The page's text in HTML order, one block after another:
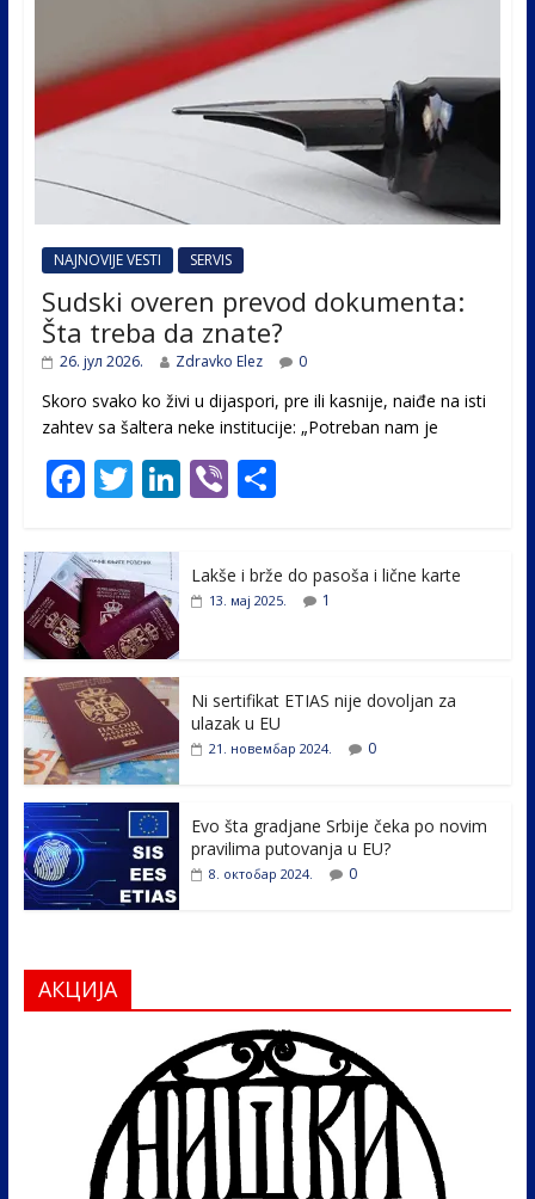
NAJNOVIJE VESTI SERVIS
Sudski overen prevod dokumenta:
Šta treba da znate?
26. јул 2026. Zdravko Elez 0
Skoro svako ko živi u dijaspori, pre ili kasnije, naiđe na isti
zahtev sa šaltera neke institucije: „Potreban nam je
F
e
b
o
o
k
T
itt
er
Li
e
Vi
er
S
ar
e
Lakše i brže do pasoša i lične karte
13. мај 2025. 1
Ni sertifikat ETIAS nije dovoljan za
ulazak u EU
21. новембар 2024. 0
Evo šta gradjane Srbije čeka po novim
pravilima putovanja u EU?
8. октобар 2024. 0
АКЦИЈА